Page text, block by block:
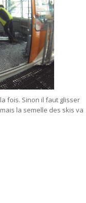
fois. Sinon il faut glisser
la semelle des skis va